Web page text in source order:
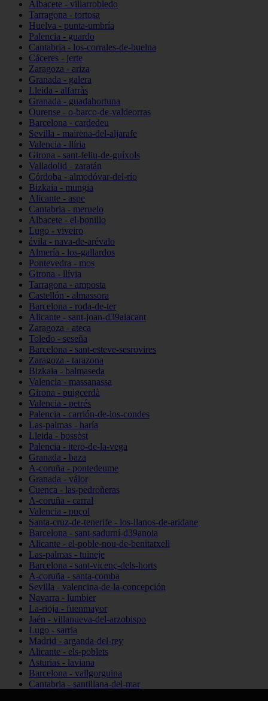
Albacete - villarrobledo
Tarragona - tortosa
Huelva - punta-umbría
Palencia - guardo
Cantabria - los-corrales-de-buelna
Cáceres - jerte
Zaragoza - ariza
Granada - galera
Lleida - alfarràs
Granada - guadahortuna
Ourense - o-barco-de-valdeorras
Barcelona - cardedeu
Sevilla - mairena-del-aljarafe
Valencia - llíria
Girona - sant-feliu-de-guíxols
Valladolid - zaratán
Córdoba - almodóvar-del-río
Bizkaia - mungia
Alicante - aspe
Cantabria - meruelo
Albacete - el-bonillo
Lugo - viveiro
ávila - nava-de-arévalo
Almería - los-gallardos
Pontevedra - mos
Girona - llívia
Tarragona - amposta
Castellón - almassora
Barcelona - roda-de-ter
Alicante - sant-joan-d39alacant
Zaragoza - ateca
Toledo - seseña
Barcelona - sant-esteve-sesrovires
Zaragoza - tarazona
Bizkaia - balmaseda
Valencia - massanassa
Girona - puigcerdà
Valencia - petrés
Palencia - carrión-de-los-condes
Las-palmas - haría
Lleida - bossòst
Palencia - itero-de-la-vega
Granada - baza
A-coruña - pontedeume
Granada - válor
Cuenca - las-pedroñeras
A-coruña - carral
Valencia - puçol
Santa-cruz-de-tenerife - los-llanos-de-aridane
Barcelona - sant-sadurní-d39anoia
Alicante - el-poble-nou-de-benitatxell
Las-palmas - tuineje
Barcelona - sant-vicenç-dels-horts
A-coruña - santa-comba
Sevilla - valencina-de-la-concepción
Navarra - lumbier
La-rioja - fuenmayor
Jaén - villanueva-del-arzobispo
Lugo - sarria
Madrid - arganda-del-rey
Alicante - els-poblets
Asturias - laviana
Barcelona - vallgorguina
Cantabria - santillana-del-mar